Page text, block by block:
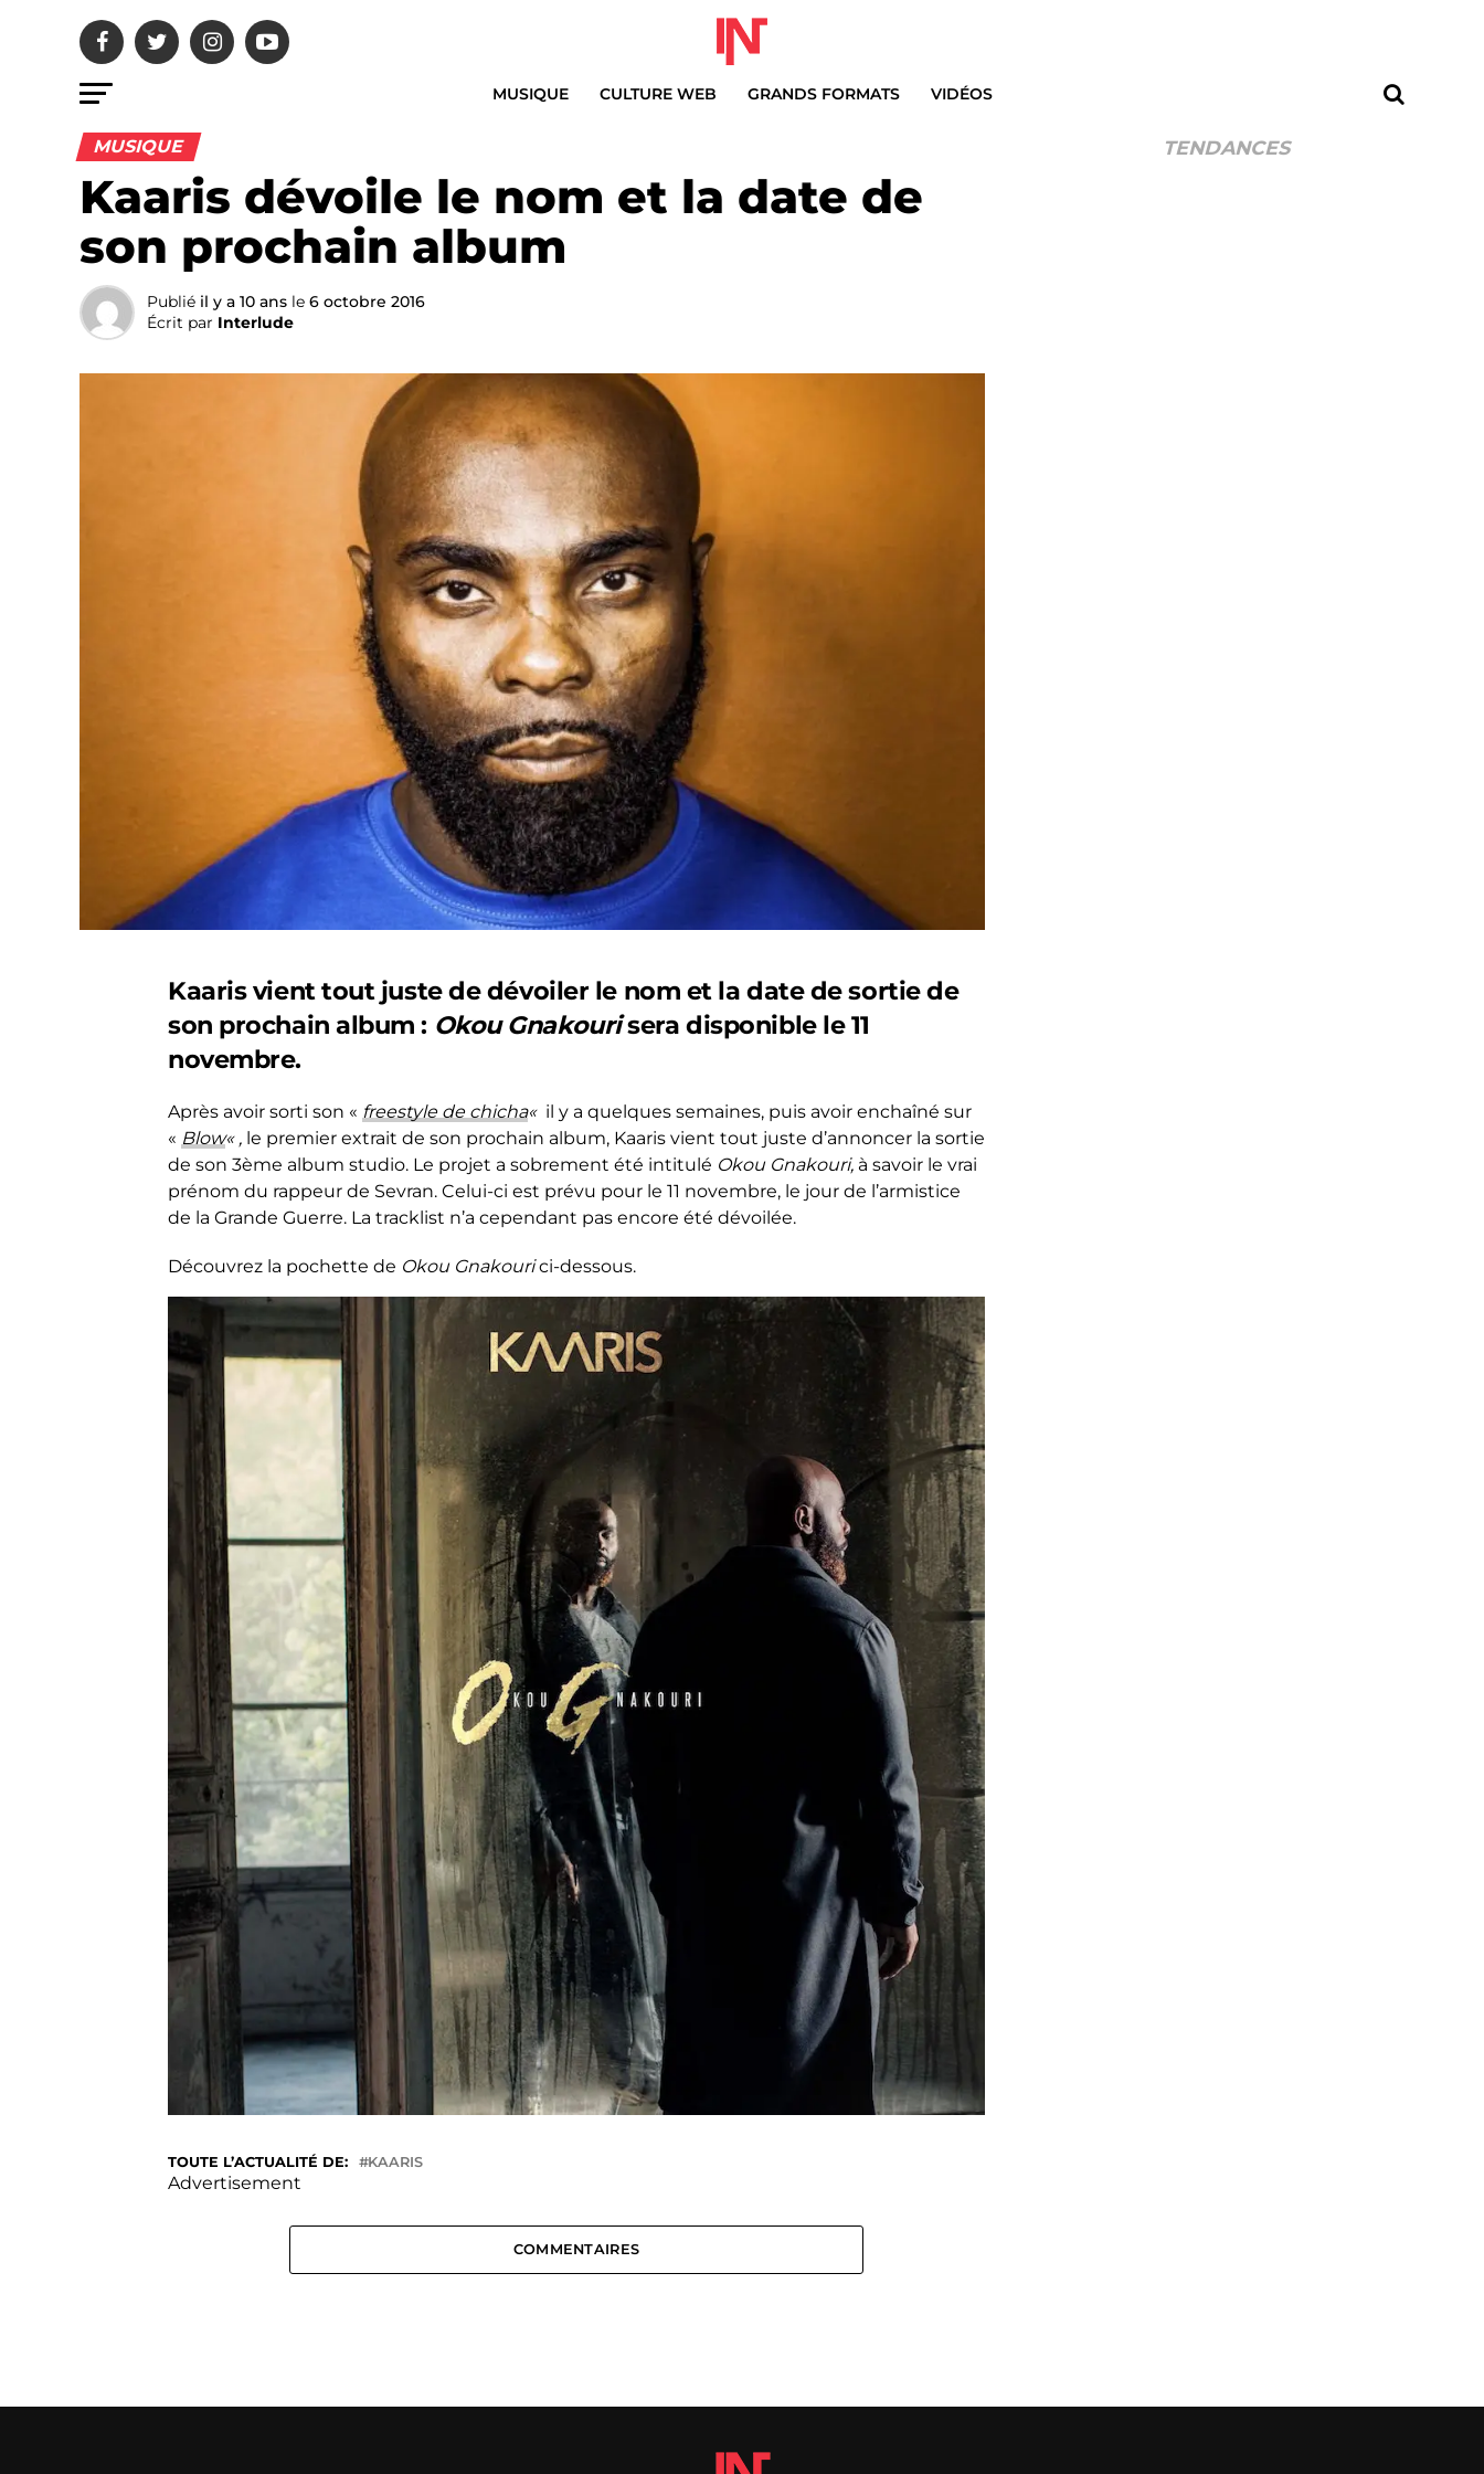
MUSIQUE CULTURE WEB GRANDS FORMATS VIDÉOS
MUSIQUE
Kaaris dévoile le nom et la date de
son prochain album
Publié il y a 10 ans le 6 octobre 2016
Écrit par Interlude
Kaaris vient tout juste de dévoiler le nom et la date de sortie de
son prochain album : Okou Gnakourisera disponible le 11
novembre.
Après avoir sorti son « freestyle de chicha« il y a quelques semaines, puis avoir enchaîné sur
« Blow« , le premier extrait de son prochain album, Kaaris vient tout juste d’annoncer la sortie
de son 3ème album studio. Le projet a sobrement été intitulé Okou Gnakouri, à savoir le vrai
prénom du rappeur de Sevran. Celui-ci est prévu pour le 11 novembre, le jour de l’armistice
de la Grande Guerre. La tracklist n’a cependant pas encore été dévoilée.
Découvrez la pochette de Okou Gnakourici-dessous.
TOUTE L’ACTUALITÉ DE: KAARIS
Advertisement
COMMENTAIRES
TENDANCES